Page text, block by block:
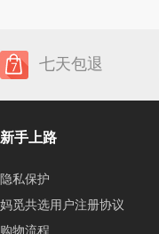
七天包退
新手上路
隐私保护
妈觅共选用户注册协议
购物流程